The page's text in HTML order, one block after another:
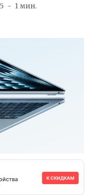
1 мин.
К СКИДКАМ